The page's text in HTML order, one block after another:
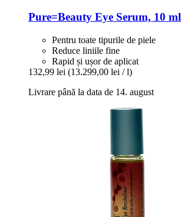
Pure=Beauty Eye Serum, 10 ml
Pentru toate tipurile de piele
Reduce liniile fine
Rapid și ușor de aplicat
132,99 lei (13.299,00 lei / l)
Livrare până la data de 14. august